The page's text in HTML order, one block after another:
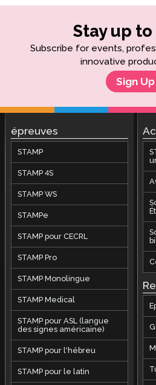
Stay up
Subscribe for events,
innovative
Sign Up
épreuves
STAMP
STAMP 4S
STAMP WS
STAMPe
STAMP pour CECRL
STAMP Pro
STAMP Monolingue
STAMP Medical
STAMP pour ASL (langue
des signes américaine)
STAMP pour l'hébreu
STAMP pour le latin